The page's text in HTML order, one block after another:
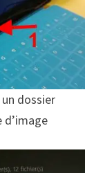
dossier
d’image